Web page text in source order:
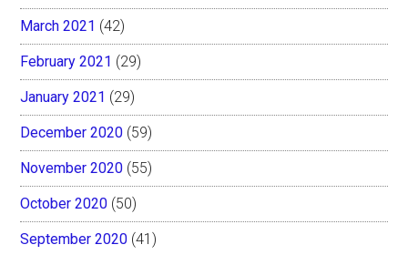
March 2021 (42)
February 2021 (29)
January 2021 (29)
December 2020 (59)
November 2020 (55)
October 2020 (50)
September 2020 (41)